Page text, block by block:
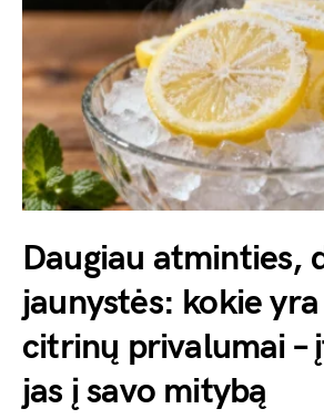
Daugiau atminties,
jaunystės: kokie
citrinų privalumai –
jas į savo mitybą